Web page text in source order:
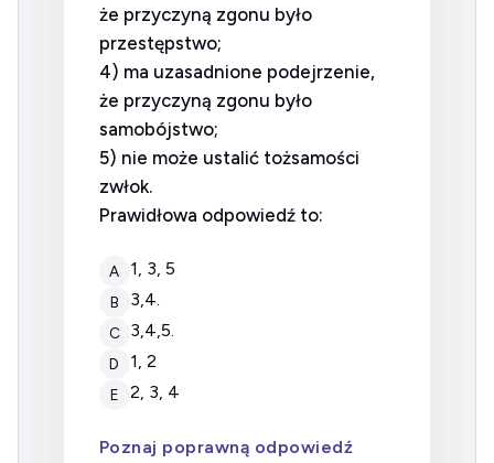
że przyczyną zgonu było
przestępstwo;
4) ma uzasadnione podejrzenie,
że przyczyną zgonu było
samobójstwo;
5) nie może ustalić tożsamości
zwłok.
Prawidłowa odpowiedź to:
A 1, 3, 5
B 3,4.
C 3,4,5.
D 1, 2
E 2, 3, 4
Poznaj poprawną odpowiedź